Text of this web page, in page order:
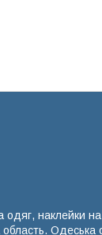
наклейки